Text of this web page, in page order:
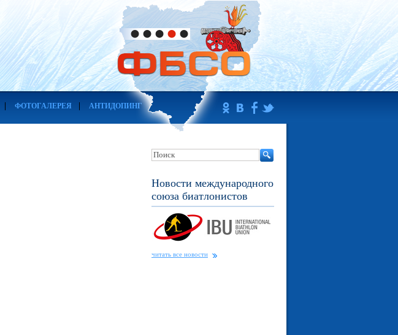
ФОТОГАЛЕРЕЯ АНТИДОПИНГ
Новости международного
союза биатлонистов
читать все новости